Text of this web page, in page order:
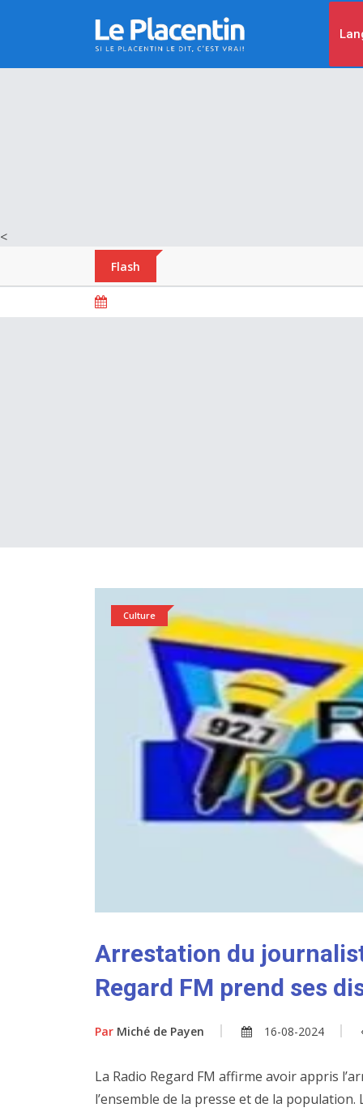
<
Flash
Culture
Arrestation du
Regard FM prend ses
Par Miché de Payen 16-08-2024
La Radio Regard FM affirme avoir appris
l’ensemble de la presse et de la